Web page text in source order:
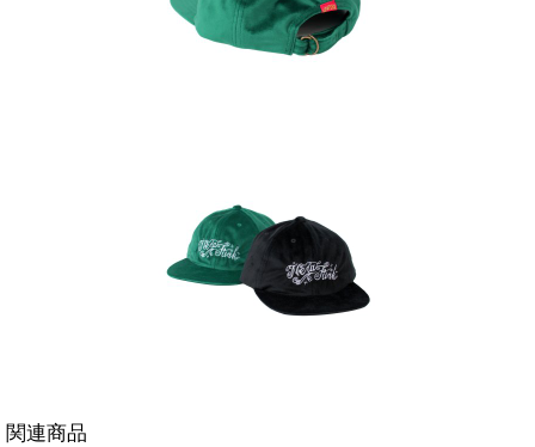
関連商品